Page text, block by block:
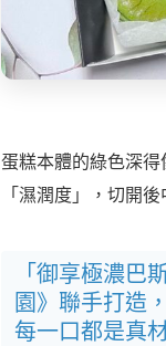
蛋糕本體的綠色深
「濕潤度」，切開
「御享極濃
園》聯手打造
每一口都是真